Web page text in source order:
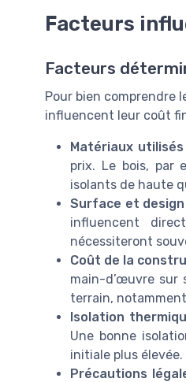
Facteurs
Facteurs
Pour bien comprendre
influencent leur coût
Matériaux utilisés
prix. Le bois, par
isolants de haute
Surface et design
influencent
nécessiteront
Coût de la
main-d’œuvre sur
terrain,
Isolation
Une bonne
initiale plus
Précautions